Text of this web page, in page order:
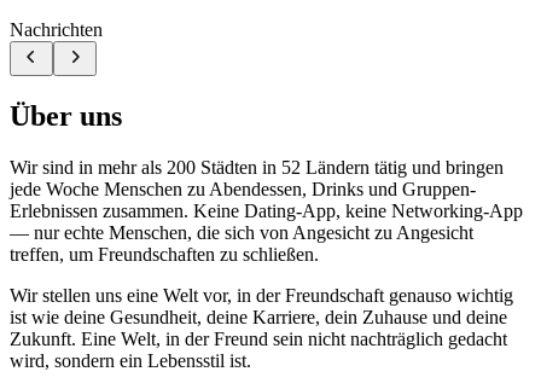
Nachrichten
Über uns
Wir sind in mehr als 200 Städten in 52 Ländern tätig und bringen
jede Woche Menschen zu Abendessen, Drinks und Gruppen-
Erlebnissen zusammen. Keine Dating-App, keine Networking-App
— nur echte Menschen, die sich von Angesicht zu Angesicht
treffen, um Freundschaften zu schließen.
Wir stellen uns eine Welt vor, in der Freundschaft genauso wichtig
ist wie deine Gesundheit, deine Karriere, dein Zuhause und deine
Zukunft. Eine Welt, in der Freund sein nicht nachträglich gedacht
wird, sondern ein Lebensstil ist.